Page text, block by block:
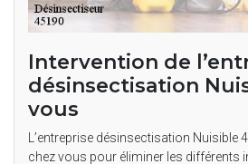
Intervention de
désinsectisation
vous
L’entreprise désinsectisation Nuisible
chez vous pour éliminer les différents